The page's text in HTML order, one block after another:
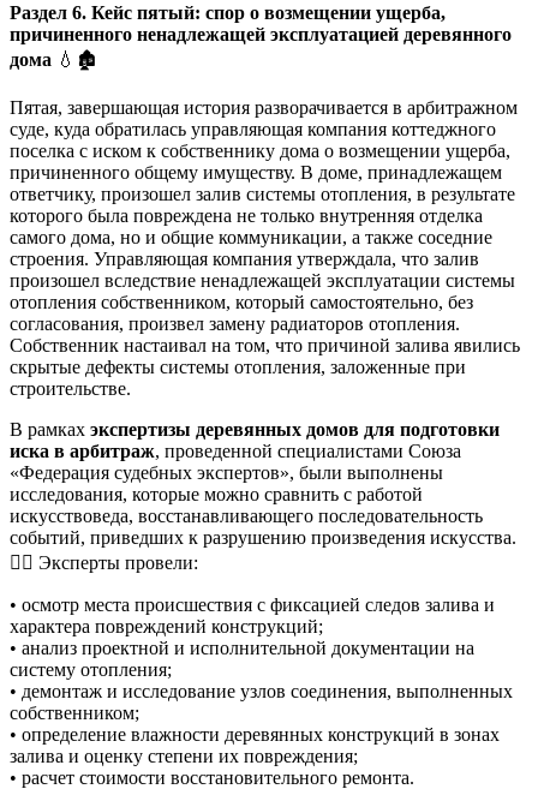
Раздел 6. Кейс пятый: спор о возмещении ущерба,
причиненного ненадлежащей эксплуатацией деревянного
дома 💧🏚️
Пятая, завершающая история разворачивается в арбитражном
суде, куда обратилась управляющая компания коттеджного
поселка с иском к собственнику дома о возмещении ущерба,
причиненного общему имуществу. В доме, принадлежащем
ответчику, произошел залив системы отопления, в результате
которого была повреждена не только внутренняя отделка
самого дома, но и общие коммуникации, а также соседние
строения. Управляющая компания утверждала, что залив
произошел вследствие ненадлежащей эксплуатации системы
отопления собственником, который самостоятельно, без
согласования, произвел замену радиаторов отопления.
Собственник настаивал на том, что причиной залива явились
скрытые дефекты системы отопления, заложенные при
строительстве.
В рамках экспертизы деревянных домов для подготовки
иска в арбитраж, проведенной специалистами Союза
«Федерация судебных экспертов», были выполнены
исследования, которые можно сравнить с работой
искусствоведа, восстанавливающего последовательность
событий, приведших к разрушению произведения искусства.
🕵️‍♂️ Эксперты провели:
• осмотр места происшествия с фиксацией следов залива и
характера повреждений конструкций;
• анализ проектной и исполнительной документации на
систему отопления;
• демонтаж и исследование узлов соединения, выполненных
собственником;
• определение влажности деревянных конструкций в зонах
залива и оценку степени их повреждения;
• расчет стоимости восстановительного ремонта.